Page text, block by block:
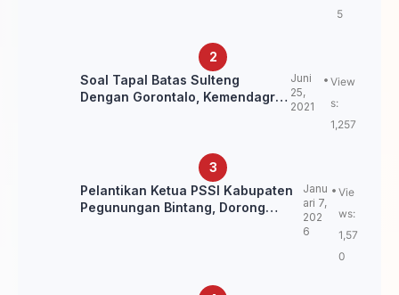
5
Soal Tapal Batas Sulteng
Dengan Gorontalo, Kemendagri:
Juni
25,
2021
View
s:
1,257
Pelantikan Ketua PSSI Kabupaten
Pegunungan Bintang, Dorong
Janu
ari 7,
202
6
Vie
ws:
1,57
0